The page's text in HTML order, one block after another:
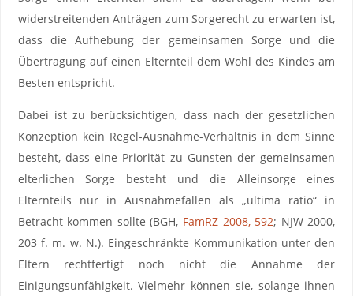
widerstreitenden Anträgen zum Sorgerecht zu erwarten ist,
dass die Aufhebung der gemeinsamen Sorge und die
Übertragung auf einen Elternteil dem Wohl des Kindes am
Besten entspricht.
Dabei ist zu berücksichtigen, dass nach der gesetzlichen
Konzeption kein Regel-Ausnahme-Verhältnis in dem Sinne
besteht, dass eine Priorität zu Gunsten der gemeinsamen
elterlichen Sorge besteht und die Alleinsorge eines
Elternteils nur in Ausnahmefällen als „ultima ratio“ in
Betracht kommen sollte (BGH, FamRZ 2008, 592; NJW 2000,
203 f. m. w. N.). Eingeschränkte Kommunikation unter den
Eltern rechtfertigt noch nicht die Annahme der
Einigungsunfähigkeit. Vielmehr können sie, solange ihnen